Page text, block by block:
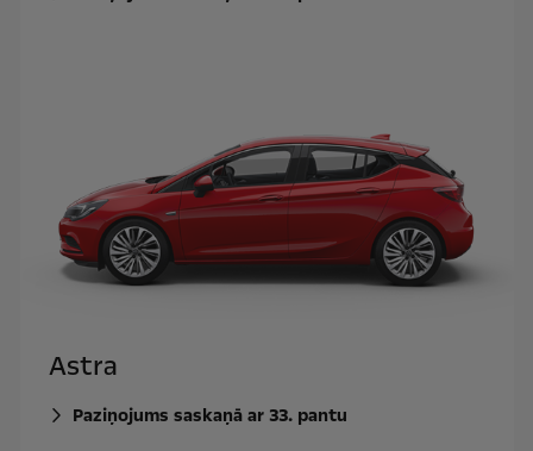
Astra
Paziņojums saskaņā ar 33. pantu